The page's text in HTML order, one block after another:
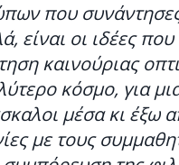
που
είναι οι ιδέες που
καινούριας
κόσμο, για
μέσα κι έξω
με τους